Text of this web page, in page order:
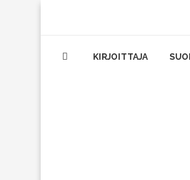
KIRJOITTAJA